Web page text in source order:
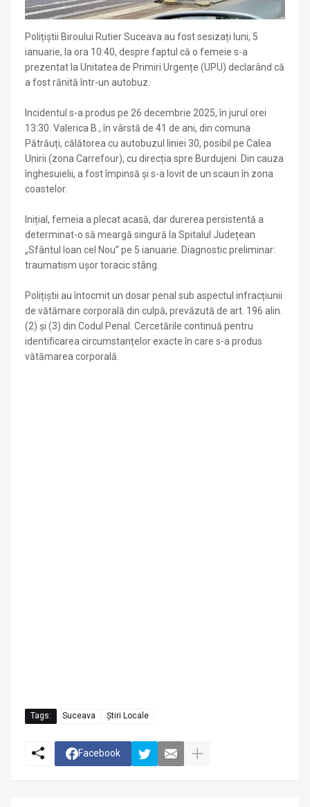
Polițiștii Biroului Rutier Suceava au fost sesizați luni, 5
ianuarie, la ora 10:40, despre faptul că o femeie s-a
prezentat la Unitatea de Primiri Urgențe (UPU) declarând că
a fost rănită într-un autobuz.
Incidentul s-a produs pe 26 decembrie 2025, în jurul orei
13:30. Valerica B., în vârstă de 41 de ani, din comuna
Pătrăuți, călătorea cu autobuzul liniei 30, posibil pe Calea
Unirii (zona Carrefour), cu direcția spre Burdujeni. Din cauza
înghesuielii, a fost împinsă și s-a lovit de un scaun în zona
coastelor.
Inițial, femeia a plecat acasă, dar durerea persistentă a
determinat-o să meargă singură la Spitalul Județean
„Sfântul Ioan cel Nou” pe 5 ianuarie. Diagnostic preliminar:
traumatism ușor toracic stâng.
Polițiștii au întocmit un dosar penal sub aspectul infracțiunii
de vătămare corporală din culpă, prevăzută de art. 196 alin.
(2) și (3) din Codul Penal. Cercetările continuă pentru
identificarea circumstanțelor exacte în care s-a produs
vătămarea corporală.
Tags: Suceava Știri Locale
Facebook